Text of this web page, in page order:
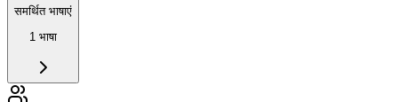
समर्थित भाषाएं
1 भाषा